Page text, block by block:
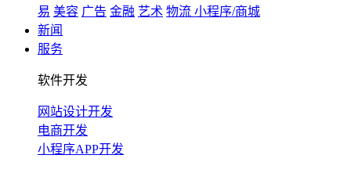
易 美容 广告 金融 艺术 物流 小程序/商城
新闻
服务
软件开发
网站设计开发
电商开发
小程序APP开发